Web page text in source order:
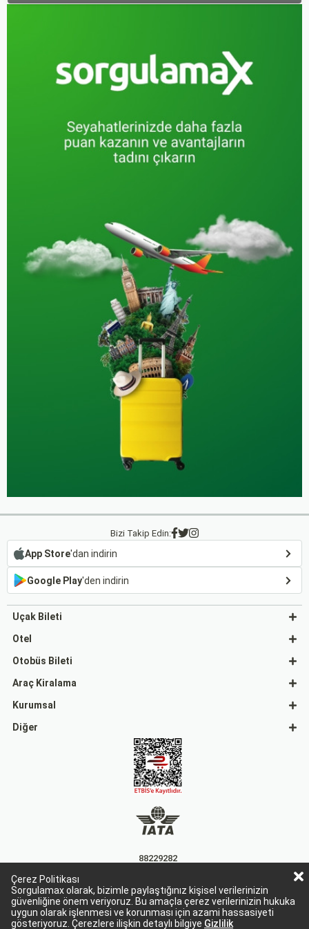
Çerez Politikası
Sorgulamax olarak, bizimle paylaştığınız kişisel verilerinizin
güvenliğine önem veriyoruz. Bu amaçla çerez verilerinizin hukuka
uygun olarak işlenmesi ve korunması için azami hassasiyeti
gösteriyoruz. Çerezlere ilişkin detaylı bilgiye Gizlilik
Bizi Takip Edin:
App Store'dan indirin
Google Play'den indirin
Uçak Bileti
Otel
Otobüs Bileti
Araç Kiralama
Kurumsal
Diğer
88229282
15863